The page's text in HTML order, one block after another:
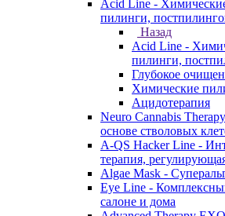
Acid Line -
пилинги,
Назад
Acid Line -
пилинги,
Глубокое
Химические
Ацидотерапия
Neuro Cannabis
основе стволовых
A-QS Hacker Line -
терапия,
Algae Mask -
Eye Line -
салоне и дома